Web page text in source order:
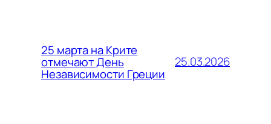
25 марта на Крите
отмечают День
Независимости Греции
25.03.2026